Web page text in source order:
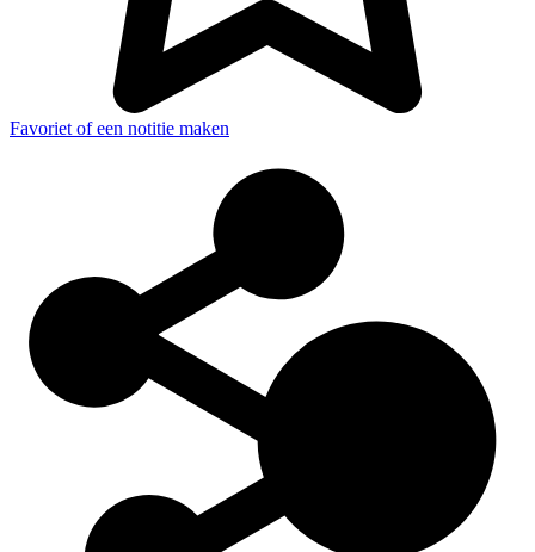
Favoriet of een notitie maken